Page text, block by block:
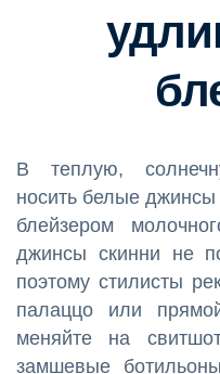
В теплую,
носить белые
блейзером
джинсы скинни не
поэтому стилисты
палаццо или
меняйте на
замшевые